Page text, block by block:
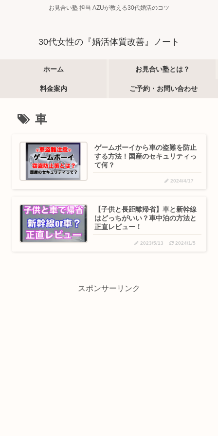
お見合い塾 担当 AZUが教える30代婚活のコツ
30代女性の『婚活体質改善』ノート
ホーム お見合い塾とは？
料金案内 ご予約・お問い合わせ
車
ゲームボーイから車の盗難を防止
する方法！国産のセキュリティっ
て何？
2024/4/17
【子供と長距離帰省】車と新幹線
はどっちがいい？車中泊の方法と
正直レビュー！
2023/5/13 2024/1/5
スポンサーリンク